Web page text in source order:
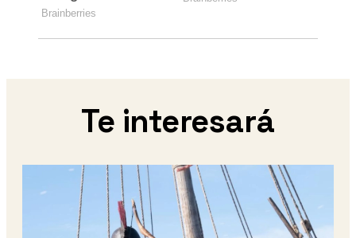
Te interesará